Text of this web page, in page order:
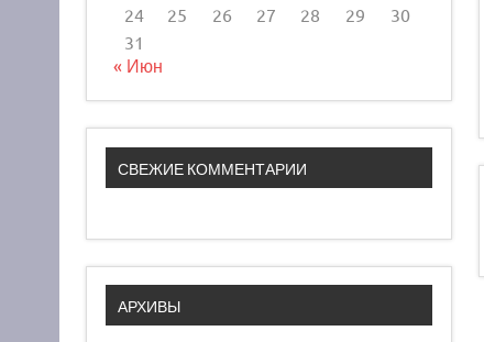
24
25 26 27 28 29
30
31
« Июн
СВЕЖИЕ КОММЕНТАРИИ
АРХИВЫ